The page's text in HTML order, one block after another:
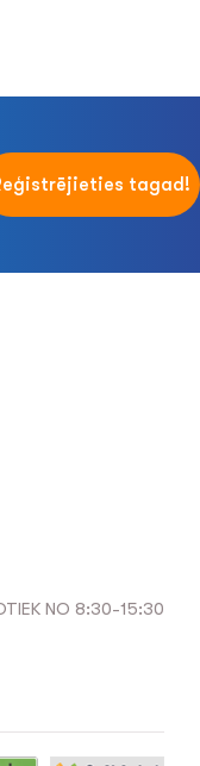
tagad!
NO 8:30-15:30